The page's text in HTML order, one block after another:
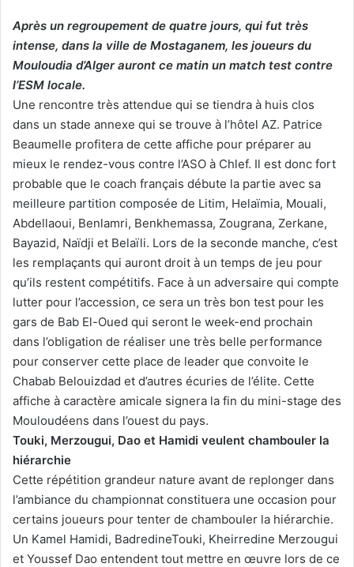
Après un regroupement de quatre jours, qui fut très
intense, dans la ville de Mostaganem, les joueurs du
Mouloudia d’Alger auront ce matin un match test contre
l’ESM locale.
Une rencontre très attendue qui se tiendra à huis clos
dans un stade annexe qui se trouve à l’hôtel AZ. Patrice
Beaumelle profitera de cette affiche pour préparer au
mieux le rendez-vous contre l’ASO à Chlef. Il est donc fort
probable que le coach français débute la partie avec sa
meilleure partition composée de Litim, Helaïmia, Mouali,
Abdellaoui, Benlamri, Benkhemassa, Zougrana, Zerkane,
Bayazid, Naïdji et Belaïli. Lors de la seconde manche, c’est
les remplaçants qui auront droit à un temps de jeu pour
qu’ils restent compétitifs. Face à un adversaire qui compte
lutter pour l’accession, ce sera un très bon test pour les
gars de Bab El-Oued qui seront le week-end prochain
dans l’obligation de réaliser une très belle performance
pour conserver cette place de leader que convoite le
Chabab Belouizdad et d’autres écuries de l’élite. Cette
affiche à caractère amicale signera la fin du mini-stage des
Mouloudéens dans l’ouest du pays.
Touki, Merzougui, Dao et Hamidi veulent chambouler la
hiérarchie
Cette répétition grandeur nature avant de replonger dans
l’ambiance du championnat constituera une occasion pour
certains joueurs pour tenter de chambouler la hiérarchie.
Un Kamel Hamidi, BadredineTouki, Kheirredine Merzougui
et Youssef Dao entendent tout mettre en œuvre lors de ce